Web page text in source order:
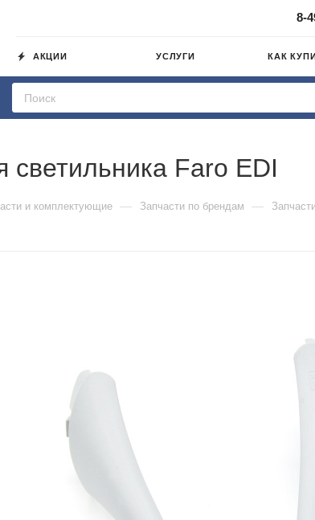
8-
АКЦИИ УСЛУГИ КАК
светильника Faro EDI
и комплектующие — Запчасти по брендам —